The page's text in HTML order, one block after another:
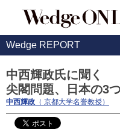
Wedge REPORT
中西輝政氏に聞く
尖閣問題、日本の3
中西輝政 （ 京都大学名誉教授）